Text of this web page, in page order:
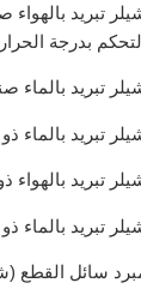
تبريد
بدرجة
تبريد بالماء
تبريد بالماء
تبريد
تبريد بالماء
سائل القطع